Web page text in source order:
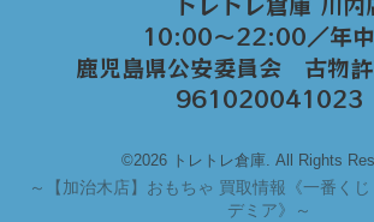
10:00〜22:00／年
鹿児島県公安委員会 古物許
961020041023
©2026 トレトレ倉庫. All Rights
～
【加治木店】おもちゃ 買取情報《一番く
デミア》～